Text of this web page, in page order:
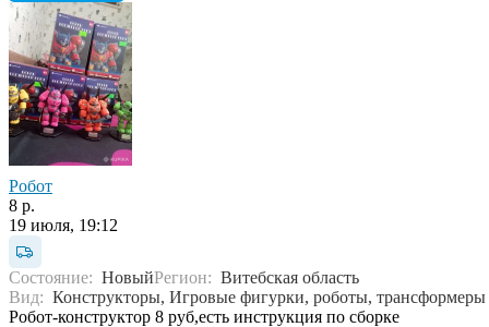
Робот
8 р.
19 июля, 19:12
Состояние: НовыйРегион: Витебская область
Вид: Конструкторы, Игровые фигурки, роботы, трансформеры
Робот-конструктор 8 руб,есть инструкция по сборке